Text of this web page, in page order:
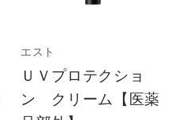
エスト
ＵＶプロテクショ
ン クリーム【医薬